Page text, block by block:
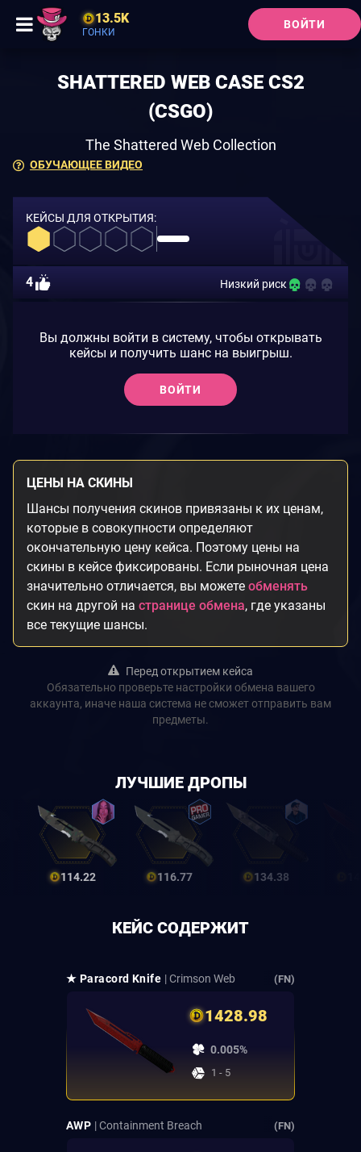
13.5K
ГОНКИ
ВОЙТИ
ОБУЧАЮЩЕЕ ВИДЕО
SHATTERED WEB CASE CS2
(CSGO)
The Shattered Web Collection
КЕЙСЫ ДЛЯ ОТКРЫТИЯ:
4 Низкий риск
Вы должны войти в систему, чтобы открывать
кейсы и получить шанс на выигрыш.
ВОЙТИ
ЦЕНЫ НА СКИНЫ
Шансы получения скинов привязаны к их ценам,
которые в совокупности определяют
окончательную цену кейса. Поэтому цены на
скины в кейсе фиксированы. Если рыночная цена
значительно отличается, вы можете обменять
скин на другой на странице обмена, где указаны
все текущие шансы.
Перед открытием кейса
Обязательно проверьте настройки обмена вашего
аккаунта, иначе наша система не сможет отправить вам
предметы.
ЛУЧШИЕ ДРОПЫ
114.22 116.77 134.38
КЕЙС СОДЕРЖИТ
★ Paracord Knife | Crimson Web (FN)
1428.98
0.005%
1 - 5
AWP | Containment Breach (FN)